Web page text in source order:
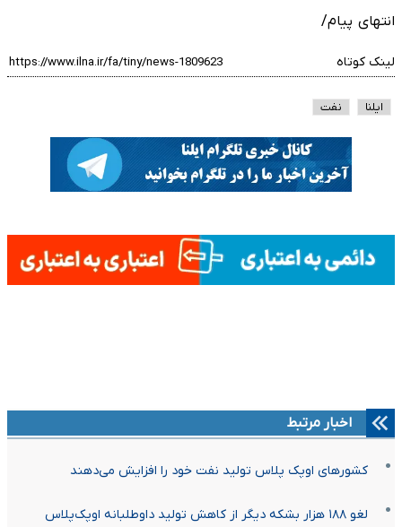
انتهای پیام/
لینک کوتاه
ایلنا نفت
اخبار مرتبط
کشورهای اوپک پلاس تولید نفت خود را افزایش می‌دهند
لغو ۱۸۸ هزار بشکه دیگر از کاهش تولید داوطلبانه اوپک‌پلاس